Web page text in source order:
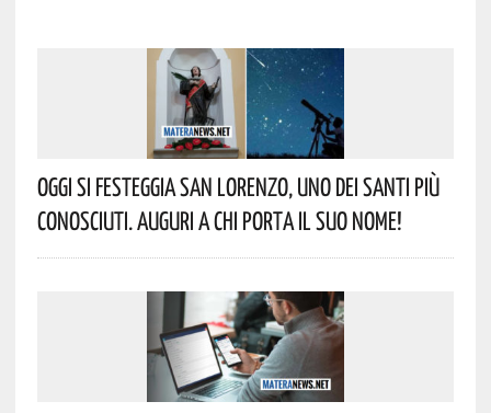
Oggi Si Festeggia San Lorenzo, Uno Dei Santi Più
Conosciuti. Auguri A Chi Porta Il Suo Nome!